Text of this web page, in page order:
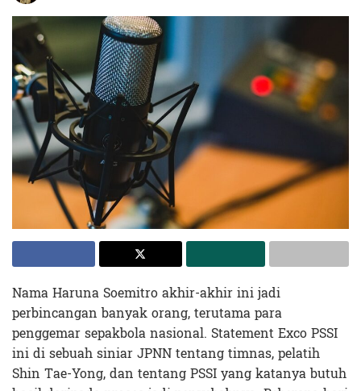
Nama Haruna Soemitro akhir-akhir ini jadi
perbincangan banyak orang, terutama para
penggemar sepakbola nasional. Statement Exco PSSI
ini di sebuah siniar JPNN tentang timnas, pelatih
Shin Tae-Yong, dan tentang PSSI yang katanya butuh